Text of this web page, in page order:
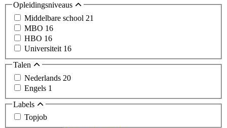
Opleidingsniveaus
Middelbare school 21
MBO 16
HBO 16
Universiteit 16
Talen
Nederlands 20
Engels 1
Labels
Topjob